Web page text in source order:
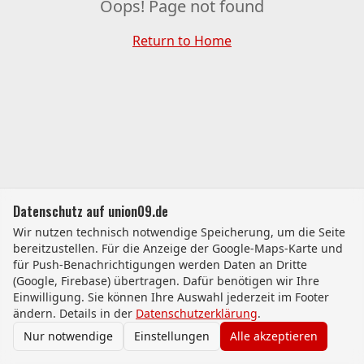
Oops! Page not found
Return to Home
Datenschutz auf union09.de
Wir nutzen technisch notwendige Speicherung, um die Seite
bereitzustellen. Für die Anzeige der Google-Maps-Karte und
für Push-Benachrichtigungen werden Daten an Dritte
(Google, Firebase) übertragen. Dafür benötigen wir Ihre
Einwilligung. Sie können Ihre Auswahl jederzeit im Footer
ändern. Details in der Datenschutzerklärung.
Nur notwendige
Einstellungen Alle akzeptieren